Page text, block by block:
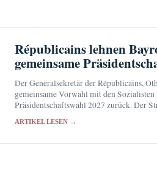
Républicains lehnen
gemeinsame
Der Generalsekretär der Républicains,
gemeinsame Vorwahl mit den
Präsidentschaftswahl 2027 zurück. Der
gemeinsamen Kandidaten entfernt…
ARTIKEL LESEN →